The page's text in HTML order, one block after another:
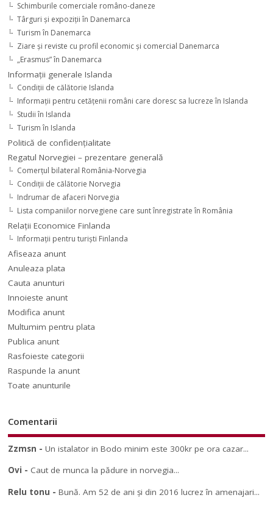
Schimburile comerciale româno-daneze
Târguri şi expoziţii în Danemarca
Turism în Danemarca
Ziare şi reviste cu profil economic şi comercial Danemarca
„Erasmus” în Danemarca
Informaţii generale Islanda
Condiţii de călătorie Islanda
Informaţii pentru cetăţenii români care doresc sa lucreze în Islanda
Studii în Islanda
Turism în Islanda
Politică de confidențialitate
Regatul Norvegiei – prezentare generală
Comerţul bilateral România-Norvegia
Condiții de călătorie Norvegia
Indrumar de afaceri Norvegia
Lista companiilor norvegiene care sunt înregistrate în România
Relaţii Economice Finlanda
Informaţii pentru turişti Finlanda
Afiseaza anunt
Anuleaza plata
Cauta anunturi
Innoieste anunt
Modifica anunt
Multumim pentru plata
Publica anunt
Rasfoieste categorii
Raspunde la anunt
Toate anunturile
Comentarii
Zzmsn -Un istalator in Bodo minim este 300kr pe ora cazar...
Ovi - Caut de munca la pădure in norvegia...
Relu tonu -Bună. Am 52 de ani și din 2016 lucrez în amenajari...